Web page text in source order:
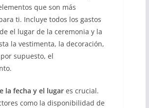
que son más
ti. Incluye todos los gastos
el lugar de la ceremonia y la
la vestimenta, la decoración,
supuesto, el
la fecha y el lugares crucial.
como la disponibilidad de